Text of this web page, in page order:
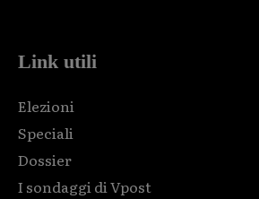
Link utili
Elezioni
Speciali
Dossier
I sondaggi di Vpost